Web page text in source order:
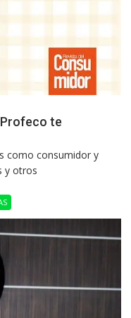
te
como consumidor y
y otros